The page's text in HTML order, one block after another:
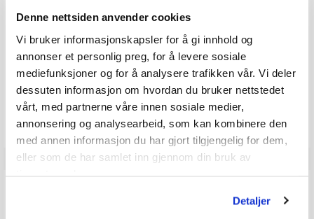
Denne nettsiden anvender cookies
Vi bruker informasjonskapsler for å gi innhold og
annonser et personlig preg, for å levere sosiale
mediefunksjoner og for å analysere trafikken vår. Vi deler
dessuten informasjon om hvordan du bruker nettstedet
vårt, med partnerne våre innen sosiale medier,
annonsering og analysearbeid, som kan kombinere den
med annen informasjon du har gjort tilgjengelig for dem,
eller som de har samlet inn gjennom din bruk av
Detaljer
Karakter: 4 av 5 mulige
2stemmer
Karakter: 2 av 5 mulige
0stemmer
Karakter: 1 av 5 mulige
1 stemmer
5
mulige
Basert på 9 stemmer og
0 omtaler
Vær oppmerksom på at noen kunder gir en rating uten å skrive en
review, og at antallet ratings derfor vil være forskjellig fra antall
reviews.